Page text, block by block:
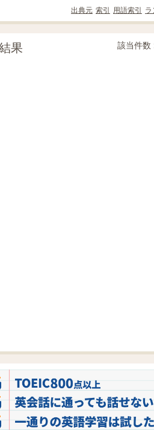
出典元 索引 用語索引
果 該当件数